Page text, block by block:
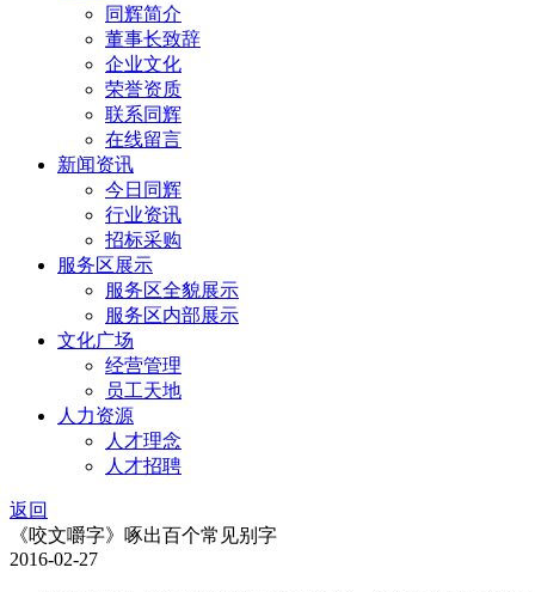
同辉简介
董事长致辞
企业文化
荣誉资质
联系同辉
在线留言
新闻资讯
今日同辉
行业资讯
招标采购
服务区展示
服务区全貌展示
服务区内部展示
文化广场
经营管理
员工天地
人力资源
人才理念
人才招聘
返回
《咬文嚼字》啄出百个常见别字
2016-02-27